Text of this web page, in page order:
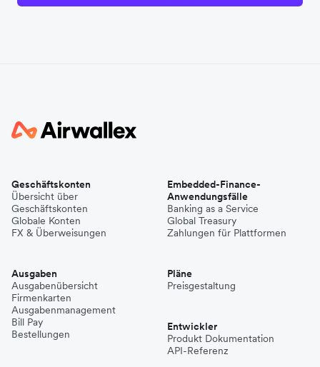
Geschäftskonten
Übersicht über
Geschäftskonten
Globale Konten
FX & Überweisungen
Ausgaben
Ausgabenübersicht
Firmenkarten
Ausgabenmanagement
Bill Pay
Bestellungen
Embedded-Finance-
Anwendungsfälle
Banking as a Service
Global Treasury
Zahlungen für Plattformen
Pläne
Preisgestaltung
Entwickler
Produkt Dokumentation
API-Referenz